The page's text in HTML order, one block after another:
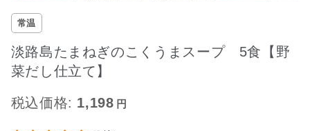
常温
淡路島たまねぎのこくうまスープ 5食【野
菜だし仕立て】
税込価格: 1,198